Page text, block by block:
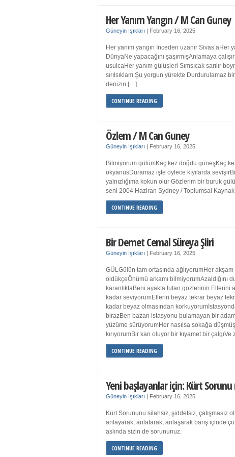
Her Yanım Yangın / M Can Guney
Güneyin Işıkları February 16, 2025
Her yanım yangın İnceden uzanır Sivas’aHer
DünyaNe yapacağını şaşırmışAnlamaya
usulcaHer yanım gülüşleri Sımsıcak sarılır
sırılsıklam Şu yorgun yürekte Durdurulamaz
denizin […]
CONTINUE READING
Özlem / M Can Guney
Güneyin Işıkları February 16, 2025
Bilmiyorum gülümKaç kez doğdu güneşKaç
okyanusDuramaz işte öylece kıyılarda
yalnızlığıma kokun olur Gözlerim bir buruk
seni 2004 Haziran Sydney / Toplumsal
CONTINUE READING
Bir Demet Cemal Süreya Şiiri
Güneyin Işıkları February 16, 2025
GÜLGülün tam ortasında ağlıyorumHer
öldükçeÖnümü arkamı bilmiyorumAzaldığını
karanlıktaBeni ayakta tutan gözlerinin Ellerini
kadar seviyorumEllerin beyaz tekrar beyaz
kadar beyaz olmasından
birazBen bazan istasyonu bulamayan bir
yüzüme sürüyorumHer nasılsa sokağa
kırıyorumBir kan oluyor bir kıyamet bir
CONTINUE READING
Yeni başlayanlar için: Kürt Sorunu
Güneyin Işıkları February 16, 2025
Kürt Sorununu silahsız, şiddetsiz, çatışmasız
anlayarak, anlatarak, anlaşarak barış içinde
aslında sizin de sorununuz.
CONTINUE READING